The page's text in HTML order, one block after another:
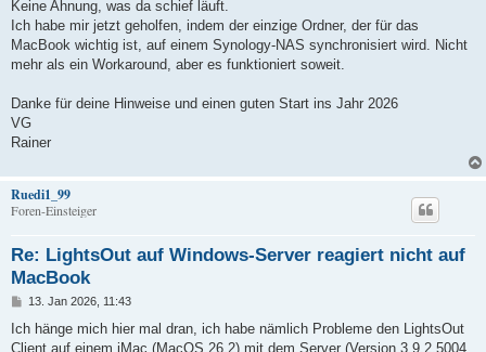
Keine Ahnung, was da schief läuft.
Ich habe mir jetzt geholfen, indem der einzige Ordner, der für das
MacBook wichtig ist, auf einem Synology-NAS synchronisiert wird. Nicht
mehr als ein Workaround, aber es funktioniert soweit.
Danke für deine Hinweise und einen guten Start ins Jahr 2026
VG
Rainer
Ruedi1_99
Foren-Einsteiger
Re: LightsOut auf Windows-Server reagiert nicht auf
MacBook
B
i
13. Jan 2026, 11:43
Ich hänge mich hier mal dran, ich habe nämlich Probleme den LightsOut
Client auf einem iMac (MacOS 26.2) mit dem Server (Version 3.9.2.5004